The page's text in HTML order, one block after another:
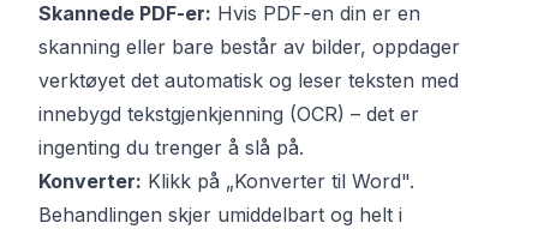
Skannede PDF-er: Hvis PDF-en din er en
skanning eller bare består av bilder, oppdager
verktøyet det automatisk og leser teksten med
innebygd tekstgjenkjenning (OCR) – det er
ingenting du trenger å slå på.
Konverter: Klikk på „Konverter til Word".
Behandlingen skjer umiddelbart og helt i